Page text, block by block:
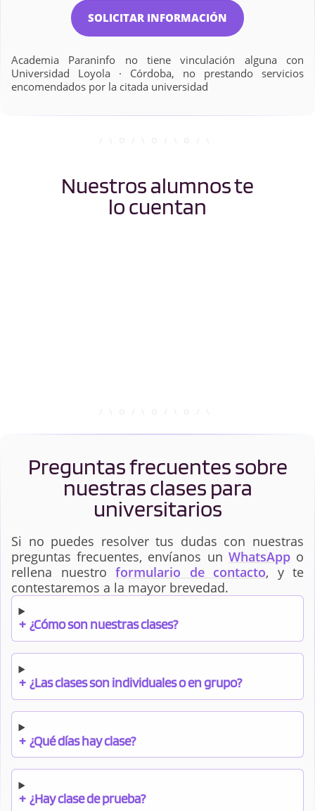
SOLICITAR INFORMACIÓN
Academia Paraninfo no tiene vinculación alguna con
Universidad Loyola · Córdoba, no prestando servicios
encomendados por la citada universidad
Nuestros alumnos te
lo cuentan
Preguntas frecuentes sobre
nuestras clases para
universitarios
Si no puedes resolver tus dudas con nuestras
preguntas frecuentes, envíanos un WhatsAppo
rellena nuestro formulario de contacto, y te
contestaremos a la mayor brevedad.
+ ¿Cómo son nuestras clases?
+ ¿Las clases son individuales o en grupo?
+ ¿Qué días hay clase?
+ ¿Hay clase de prueba?